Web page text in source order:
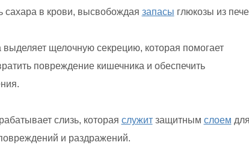
сахара в крови, высвобождая запасы глюкозы из
щелочную секрецию, которая помогает
повреждение кишечника и обеспечить
слизь, которая служитзащитным слоем
и раздражений.